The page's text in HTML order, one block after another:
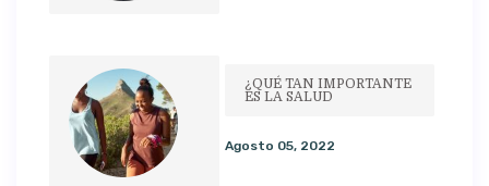
¿QUÉ TAN IMPORTANTE
ES LA SALUD
Agosto 05, 2022